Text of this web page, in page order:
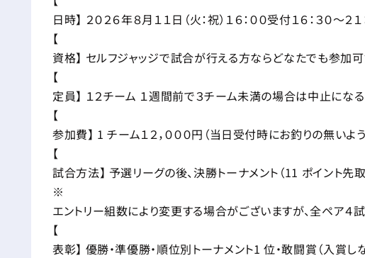
日時】 ２０２６年８月１１日（火：祝）１６：００受付１６：３０～２１
【
資格】 セルフジャッジで試合が行える方ならどなたでも参加
【
定員】 １２チーム １週間前で３チーム未満の場合は中止にな
【
参加費】 1 チーム１２，０００円（当日受付時にお釣りの無いよ
【
試合方法】 予選リーグの後、決勝トーナメント（11 ポイント先取
※
エントリー組数により変更する場合がございますが、全ペア４
【
表彰】 優勝・準優勝・順位別トーナメント1 位・敢闘賞（入賞し